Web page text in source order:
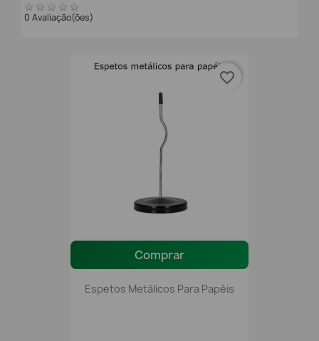
0 Avaliação(ões)
Comprar
Espetos Metálicos Para Papéis
favorite_border